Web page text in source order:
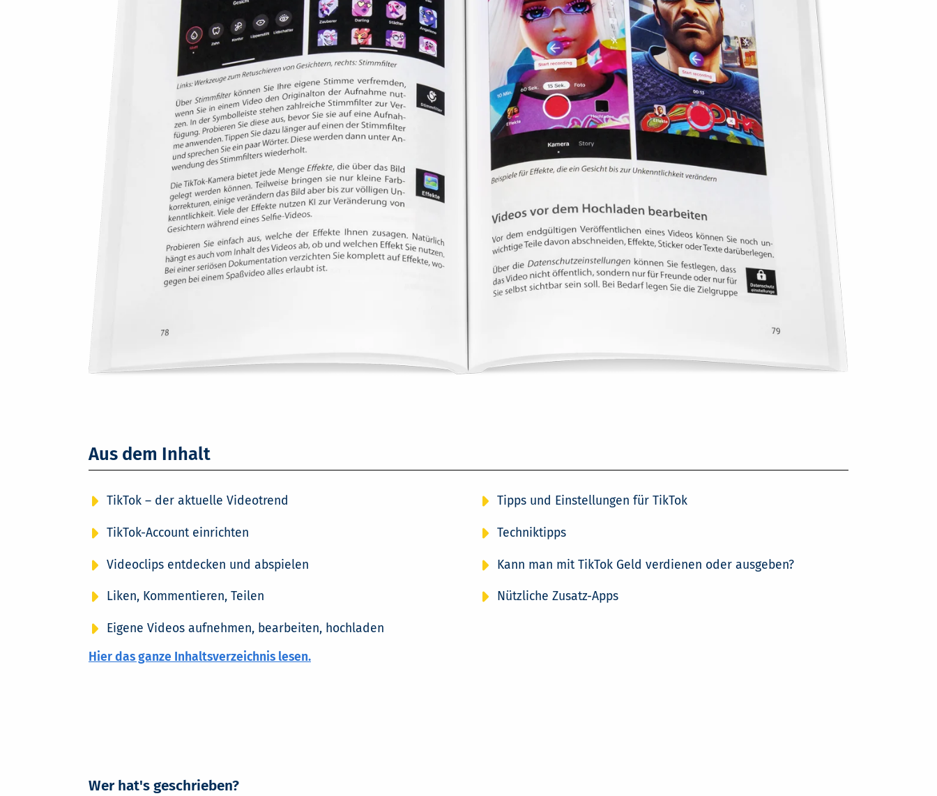
Aus dem Inhalt
TikTok – der aktuelle Videotrend
TikTok-Account einrichten
Videoclips entdecken und abspielen
Liken, Kommentieren, Teilen
Eigene Videos aufnehmen, bearbeiten, hochladen
Tipps und Einstellungen für TikTok
Techniktipps
Kann man mit TikTok Geld verdienen oder ausgeben?
Nützliche Zusatz-Apps
Hier das ganze Inhaltsverzeichnis lesen.
Wer hat's geschrieben?